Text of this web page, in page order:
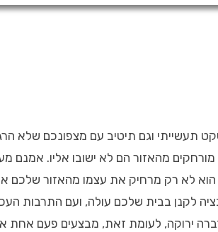
תעשייתי וגם תיטיב עם מצפונכם שלא
מהאזור הם לא ישובו אליו.
לא רק מרחיק את עצמו מהאזור שלכם
לקנן בבית שלכם עולה, ועם התרבות
ירוקה, לעומת זאת, מבצעים פעם אחת